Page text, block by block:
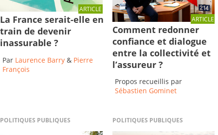
ARTICLE
La France serait-elle en
train de devenir
inassurable ?
Par Laurence Barry & Pierre
François
ARTICLE
Comment redonner
confiance et dialogue
entre la collectivité et
l’assureur ?
Propos recueillis par
Sébastien Gominet
POLITIQUES PUBLIQUES POLITIQUES PUBLIQUES